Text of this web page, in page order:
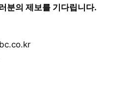
분의 제보를 기다립니다.